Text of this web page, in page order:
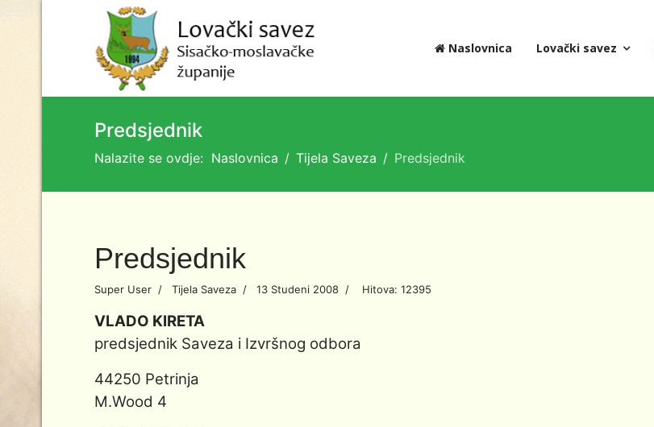
Naslovnica Lovački savez
Predsjednik
Nalazite se ovdje: Naslovnica Tijela Saveza Predsjednik
Predsjednik
Super User Tijela Saveza 13 Studeni 2008 Hitova: 12395
VLADO KIRETA
predsjednik Saveza i Izvršnog odbora
44250 Petrinja
M.Wood 4